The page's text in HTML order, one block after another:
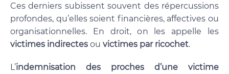
Ces derniers subissent souvent des répercussions
profondes, qu’elles soient financières, affectives ou
organisationnelles. En droit, on les appelle les
victimes indirectes ou victimes par ricochet.
L’indemnisation des proches d’une victime